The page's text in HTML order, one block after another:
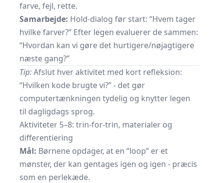
farve, fejl, rette.
Samarbejde: Hold-dialog før start: “Hvem tager
hvilke farver?” Efter legen evaluerer de sammen:
“Hvordan kan vi gøre det hurtigere/nøjagtigere
næste gang?”
Tip:Afslut hver aktivitet med kort refleksion:
“Hvilken kode brugte vi?” - det gør
computertænkningen tydelig og knytter legen
til dagligdags sprog.
Aktiviteter 5–8: trin-for-trin, materialer og
differentiering
Mål: Børnene opdager, at en “loop” er et
mønster, der kan gentages igen og igen - præcis
som en perlekæde.